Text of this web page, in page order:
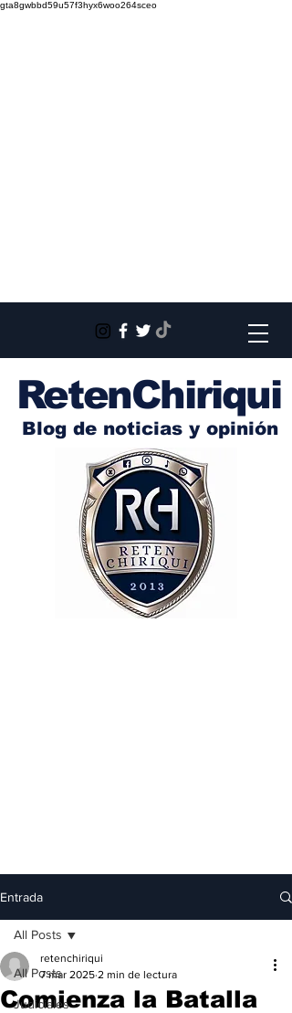
gta8gwbbd59u57f3hyx6woo264sceo
RetenChiriqui
Blog de noticias y opinión
Entrada
All Posts
Judiciales
All Posts
Comienza la Batalla
retenchiriqui
7 mar 2025 2 min de lectura